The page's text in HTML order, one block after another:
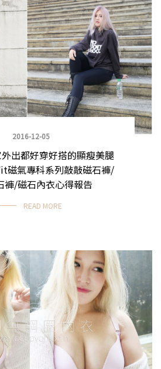
2016-12-05
外出都好穿好搭的顯瘦美腿
磁氣專科系列敲敲磁石褲/
褲/磁石內衣心得報告
READ MORE